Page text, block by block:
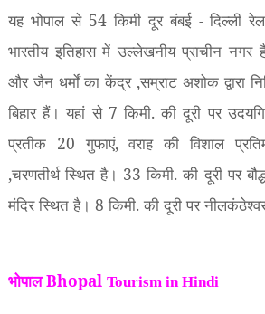
यह भोपाल से 54किमी दूर बंबई - दिल्ली
भारतीय इतिहास में उल्लेखनीय प्राचीन नगर
और जैन धर्मों का केंद्र ,सम्राट अशोक द्वारा
बिहार हैं। यहां से 7 किमी. की दूरी पर
प्रतीक 20 गुफाएं,वराह की विशाल
,चरणतीर्थ स्थित है। 33 किमी. की दूरी पर
मंदिर स्थित है। 8 किमी. की दूरी पर
भोपाल Bhopal Tourism in Hindi